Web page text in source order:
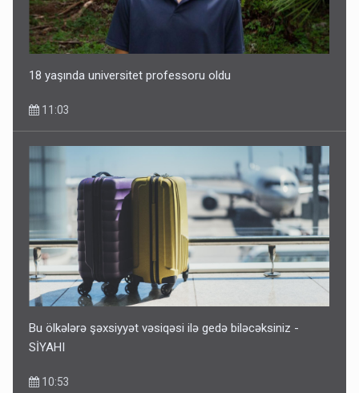
Bu ölkələrə şəxsiyyət vəsiqəsi ilə gedə biləcəksiniz -
SİYAHI
Ərdoğana sui-qəsd planının iştirakçısı detalları açıqladı
5 Avqust 16:56
18 yaşında universitet professoru oldu
11:03
Bu ölkələrə şəxsiyyət vəsiqəsi ilə gedə biləcəksiniz -
SİYAHI
10:53